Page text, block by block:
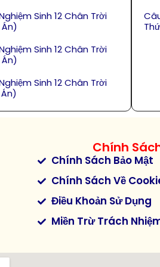
Sinh 12 Chân Trời
Sinh 12 Chân Trời
Sinh 12 Chân Trời
Chính
Chính Sách Bảo Mật
Chính Sách Về
Điều Khoản Sử Dụng
Miền Trừ Trách